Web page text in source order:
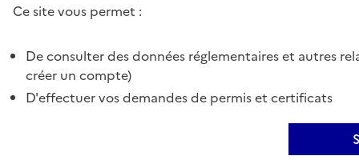
Ce site vous permet :
De consulter des données réglementaires et autres
créer un compte)
D'effectuer vos demandes de permis et certificats